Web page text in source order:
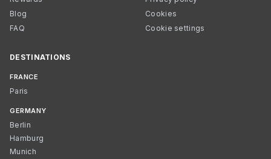
Blog
FAQ
Cookies
Cookie settings
DESTINATIONS
FRANCE
Paris
GERMANY
Berlin
Hamburg
Munich